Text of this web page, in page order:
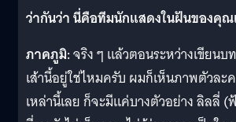
ว่ากันว่า นี่คือทีมนักแสดงในฝันของคุณ
ภาคภูมิ:จริง ๆ แล้วตอนระหว่างเขียนบ
เส้านี้อยู่ใช่ไหมครับ ผมก็เห็นภาพตัวละ
เหล่านี้เลย ก็จะมีแค่บางตัวอย่าง ลิลลี่